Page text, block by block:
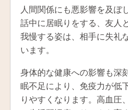
人間関係にも悪影響を及ぼ
話中に居眠りをする、友人
我慢する姿は、相手に失礼
います。
身体的な健康への影響も深
眠不足により、免疫力が低
りやすくなります。高血圧